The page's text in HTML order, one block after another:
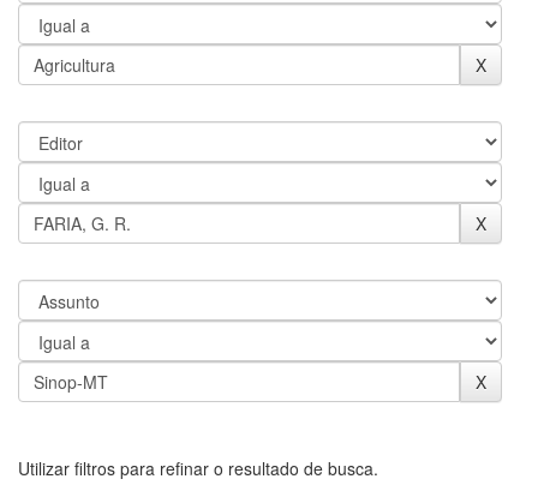
Utilizar filtros para refinar o resultado de busca.